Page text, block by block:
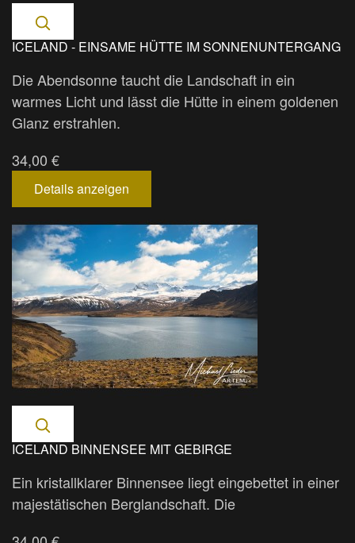
ICELAND - EINSAME HÜTTE IM SONNENUNTERGANG
Die Abendsonne taucht die Landschaft in ein
warmes Licht und lässt die Hütte in einem goldenen
Glanz erstrahlen.
34,00 €
Details anzeigen
ICELAND BINNENSEE MIT GEBIRGE
Ein kristallklarer Binnensee liegt eingebettet in einer
majestätischen Berglandschaft. Die